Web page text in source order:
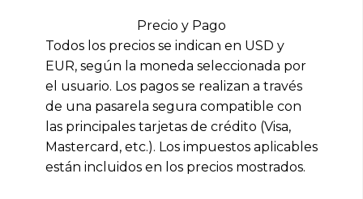
Precio y Pago
Todos los precios se indican en USD y
EUR, según la moneda seleccionada por
el usuario. Los pagos se realizan a través
de una pasarela segura compatible con
las principales tarjetas de crédito (Visa,
Mastercard, etc.). Los impuestos aplicables
están incluidos en los precios mostrados.